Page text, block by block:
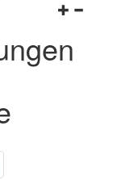
und
schließen